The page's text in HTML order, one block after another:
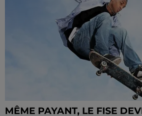
MÊME PAYANT, LE FISE